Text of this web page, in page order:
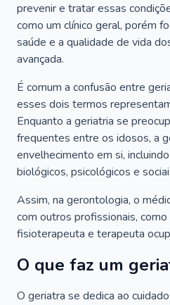
prevenir e tratar essas
como um clínico geral, porém
saúde e a qualidade de vida
avançada.
É comum a confusão entre
esses dois termos
Enquanto a geriatria se
frequentes entre os idosos, a
envelhecimento em si,
biológicos, psicológicos e
Assim, na gerontologia, o
com outros profissionais,
fisioterapeuta e terapeuta
O que faz um
O geriatra se dedica ao